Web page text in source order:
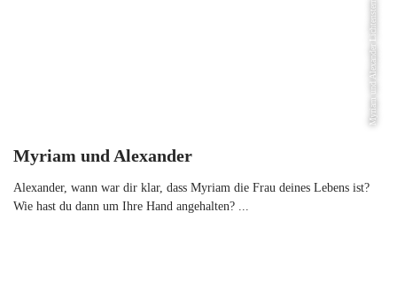
Myriam und Alexander Lichtenstern
Myriam und Alexander
Alexander, wann war dir klar, dass Myriam die Frau deines Lebens ist?
Wie hast du dann um Ihre Hand angehalten? ...